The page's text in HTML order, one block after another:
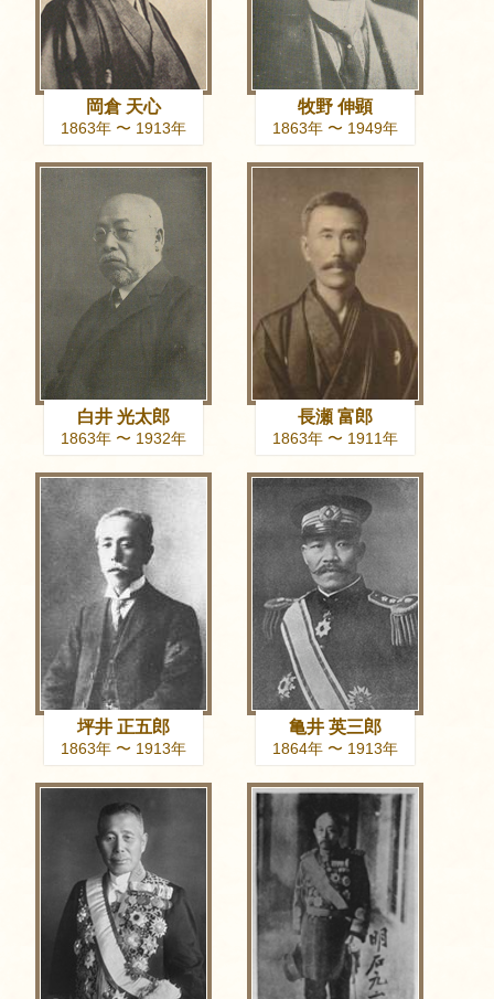
岡倉 天心
1863年 〜 1913年
牧野 伸顕
1863年 〜 1949年
白井 光太郎
1863年 〜 1932年
長瀬 富郎
1863年 〜 1911年
坪井 正五郎
1863年 〜 1913年
亀井 英三郎
1864年 〜 1913年